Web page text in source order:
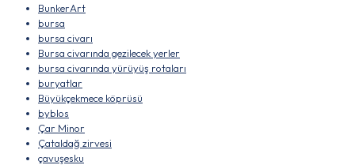
BunkerArt
bursa
bursa civarı
Bursa civarında gezilecek yerler
bursa civarında yürüyüş rotaları
buryatlar
Büyükçekmece köprüsü
byblos
Çar Minor
Çataldağ zirvesi
çavuşesku